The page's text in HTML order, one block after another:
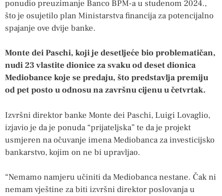
ponudio preuzimanje Banco BPM-a u studenom 2024.,
što je osujetilo plan Ministarstva financija za potencijalno
spajanje ove dvije banke.
Monte dei Paschi, koji je desetljeće bio problematičan,
nudi 23 vlastite dionice za svaku od deset dionica
Mediobance koje se predaju, što predstavlja premiju
od pet posto u odnosu na završnu cijenu u četvrtak.
Izvršni direktor banke Monte dei Paschi, Luigi Lovaglio,
izjavio je da je ponuda “prijateljska” te da je projekt
usmjeren na očuvanje imena Mediobanca za investicijsko
bankarstvo, kojim on ne bi upravljao.
“Nemamo namjeru učiniti da Mediobanca nestane. Čak ni
nemam vještine za biti izvršni direktor poslovanja u